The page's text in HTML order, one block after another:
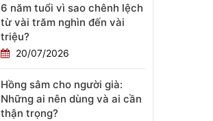
6 năm tuổi vì sao chênh lệch
từ vài trăm nghìn đến vài
triệu?
20/07/2026
Hồng sâm cho người già:
Những ai nên dùng và ai cần
thận trọng?